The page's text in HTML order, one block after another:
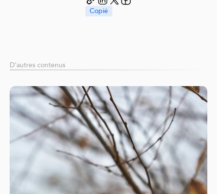
Copié
D’autres contenus